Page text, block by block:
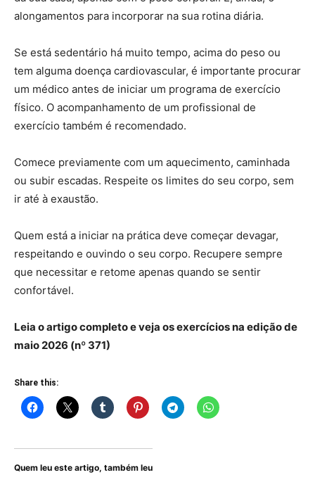
alongamentos para incorporar na sua rotina diária.
Se está sedentário há muito tempo, acima do peso ou
tem alguma doença cardiovascular, é importante procurar
um médico antes de iniciar um programa de exercício
físico. O acompanhamento de um profissional de
exercício também é recomendado.
Comece previamente com um aquecimento, caminhada
ou subir escadas. Respeite os limites do seu corpo, sem
ir até à exaustão.
Quem está a iniciar na prática deve começar devagar,
respeitando e ouvindo o seu corpo. Recupere sempre
que necessitar e retome apenas quando se sentir
confortável.
Leia o artigo completo e veja os exercícios na edição de
maio 2026 (nº 371)
Share this:
Quem leu este artigo, também leu